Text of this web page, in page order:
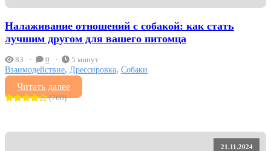
Налаживание отношений с собакой: как стать
лучшим другом для вашего питомца
83 0 5 минут
Взаимодействие, Дрессировка, Собаки
Читать далее
(760)
21.11.2024